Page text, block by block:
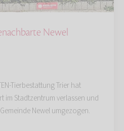
Newel
Tierbestattung Trier hat
im Stadtzentrum verlassen und
Newel umgezogen.